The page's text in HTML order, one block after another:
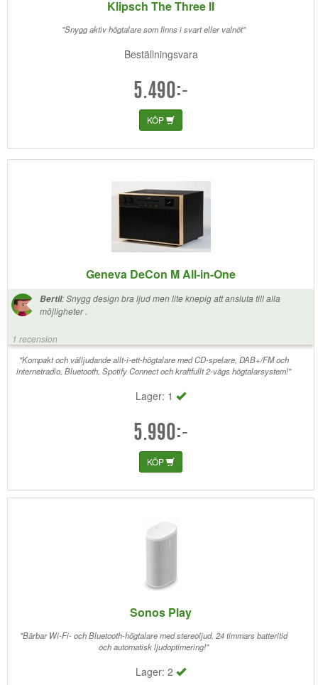
Klipsch The Three II
"Snygg aktiv högtalare som finns i svart eller valnöt"
Beställningsvara
5.490:-
KÖP
Geneva DeCon M All-in-One
Bertil:Snygg design bra ljud men lite knepig att ansluta till alla
möjligheter .
1 recension
"Kompakt och välljudande allt-i-ett-högtalare med CD-spelare, DAB+/FM och
internetradio, Bluetooth, Spotify Connect och kraftfullt 2-vägs högtalarsystem!"
Lager: 1
5.990:-
KÖP
Sonos Play
"Bärbar Wi-Fi- och Bluetooth-högtalare med stereoljud, 24 timmars batteritid
och automatisk ljudoptimering!"
Lager: 2